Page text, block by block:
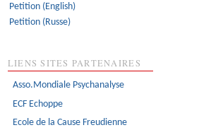
Petition (English)
Petition (Russe)
LIENS SITES PARTENAIRES
Asso.Mondiale Psychanalyse
ECF Echoppe
Ecole de la Cause Freudienne